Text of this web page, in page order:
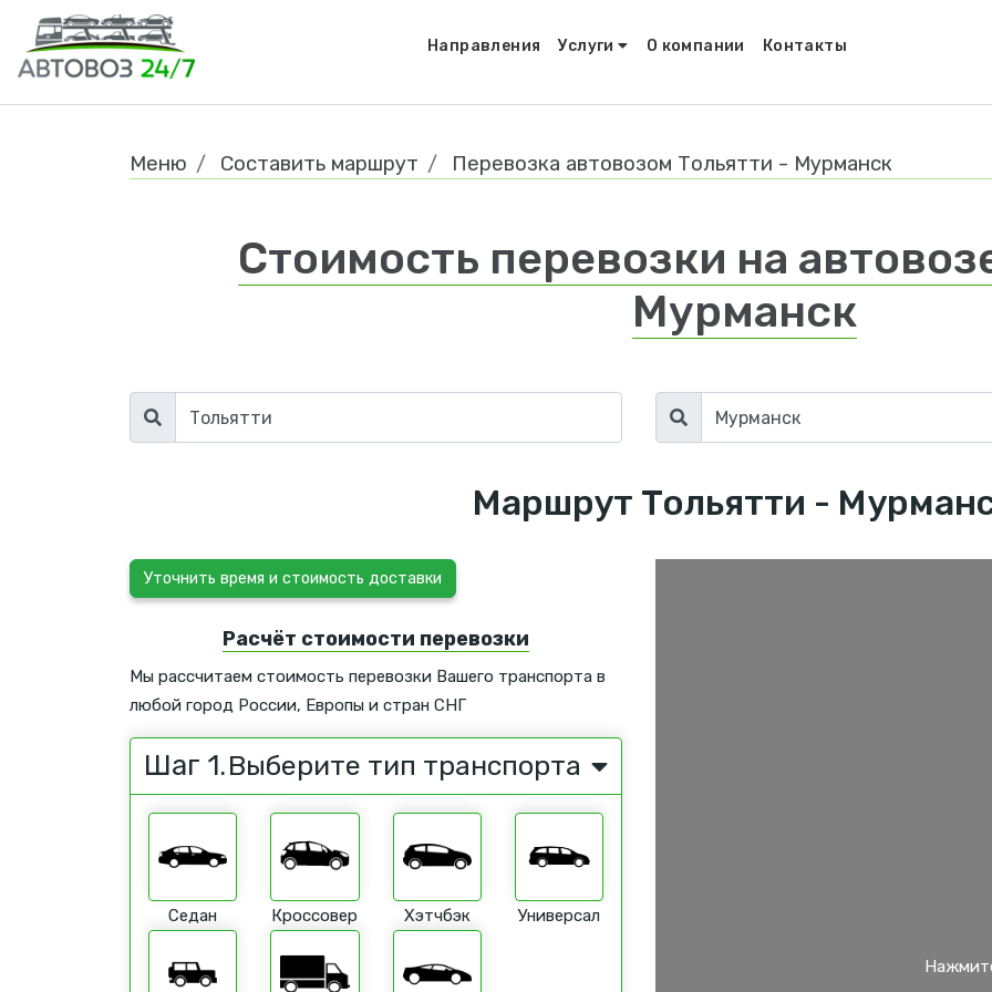
Направления Услуги О компании Контакты
Меню Составить маршрут Перевозка автовозом Тольятти - Мурманск
Стоимость перевозки на
Мурманск
Маршрут Тольятти -
Уточнить время и стоимость доставки
Расчёт стоимости перевозки
Мы рассчитаем стоимость перевозки Вашего транспорта в
любой город России, Европы и стран СНГ
Шаг 1.Выберите тип транспорта
Седан Кроссовер Хэтчбэк Универсал